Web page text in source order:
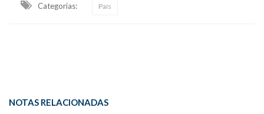
Categorias: País
NOTAS RELACIONADAS